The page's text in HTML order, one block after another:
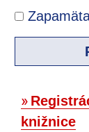
knižnice